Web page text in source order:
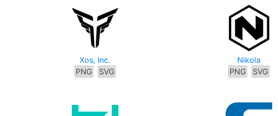
Xos, Inc.
PNG
SVG
Nikola
PNG
SVG